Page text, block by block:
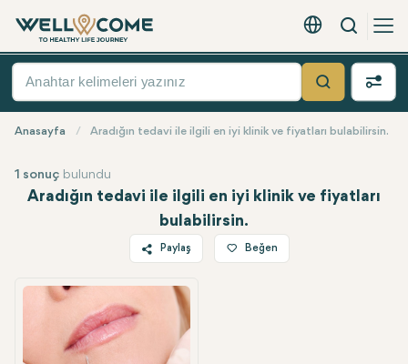
Türkçe - EUR
Arama
Hızlı
Ara
Anasayfa Aradığın tedavi ile ilgili en iyi klinik ve fiyatları bulabilirsin.
Aradığın tedavi ile ilgili en iyi klinik ve fiyatları
bulabilirsin.
1 sonuç bulundu
Paylaş
Twitter
Facebook
Beğen